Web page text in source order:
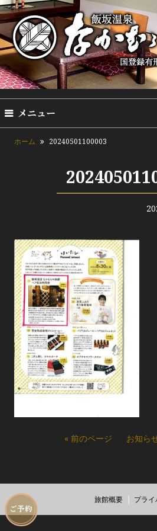
ご予約
メニュー
ホーム 20240501100003
« 前のページ お知ら
旅館概要 プラ